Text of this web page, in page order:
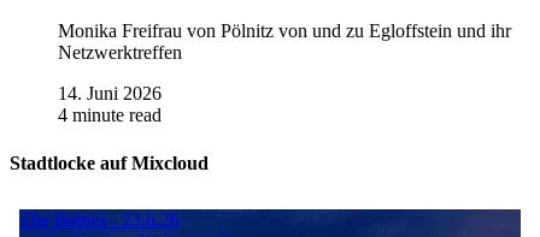
Monika Freifrau von Pölnitz von und zu Egloffstein und ihr
Netzwerktreffen
14. Juni 2026
4 minute read
Stadtlocke auf Mixcloud